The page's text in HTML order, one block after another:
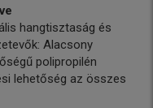
hangtisztaság és
Alacsony
polipropilén
lehetőség az összes